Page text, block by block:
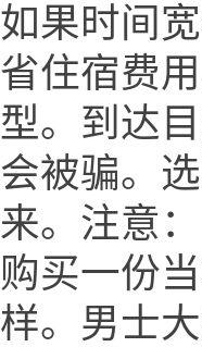
如果时间
省住宿费
型。到达
会被骗。
来。注意
购买一份
样。男士